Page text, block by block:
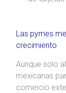
Las pymes
crecimiento
Aunque solo
mexicanas
comercio